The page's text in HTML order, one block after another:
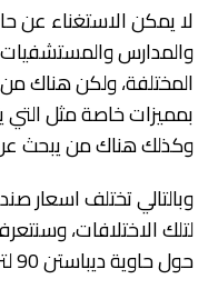
لا يمكن الاستغناء عن
والمدارس والمستشفيات
المختلفة، ولكن هناك
بمميزات خاصة مثل التي
وكذلك هناك من يبحث
وبالتالي تختلف
لتلك الاختلافات،
حول حاوية ديباستن 90 لتر